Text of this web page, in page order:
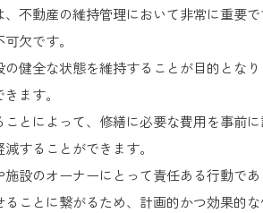
不動産の維持管理において非常に重要
欠です。
健全な状態を維持することが目的とな
ます。
ことによって、修繕に必要な費用を事前
することができます。
設のオーナーにとって責任ある行動で
ことに繋がるため、計画的かつ効果的